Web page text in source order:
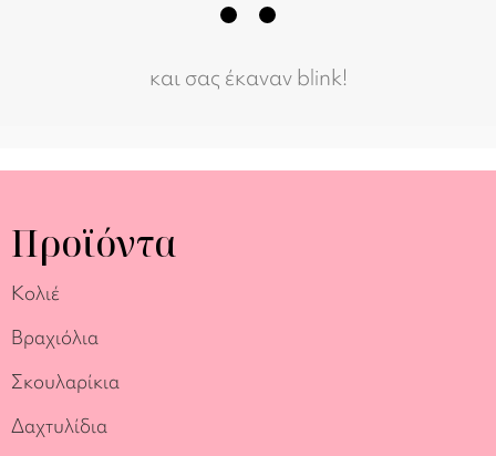
και σας έκαναν blink!
Προϊόντα
Κολιέ
Βραχιόλια
Σκουλαρίκια
Δαχτυλίδια